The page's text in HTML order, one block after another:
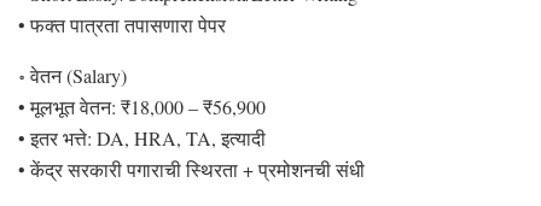
• फक्त पात्रता तपासणारा पेपर
॰ वेतन (Salary)
• मूलभूत वेतन: ₹18,000 – ₹56,900
• इतर भत्ते: DA, HRA, TA, इत्यादी
• केंद्र सरकारी पगाराची स्थिरता + प्रमोशनची संधी